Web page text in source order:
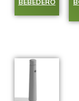
BEBEDERO